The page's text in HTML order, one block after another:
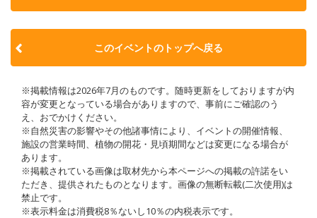
このイベントのトップへ戻る
※掲載情報は2026年7月のものです。随時更新をしておりますが内
容が変更となっている場合がありますので、事前にご確認のう
え、おでかけください。
※自然災害の影響やその他諸事情により、イベントの開催情報、
施設の営業時間、植物の開花・見頃期間などは変更になる場合が
あります。
※掲載されている画像は取材先から本ページへの掲載の許諾をい
ただき、提供されたものとなります。画像の無断転載(二次使用)は
禁止です。
※表示料金は消費税8％ないし10％の内税表示です。